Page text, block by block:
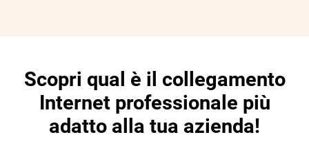
Scopri qual è il collegamento
Internet professionale più
adatto alla tua azienda!